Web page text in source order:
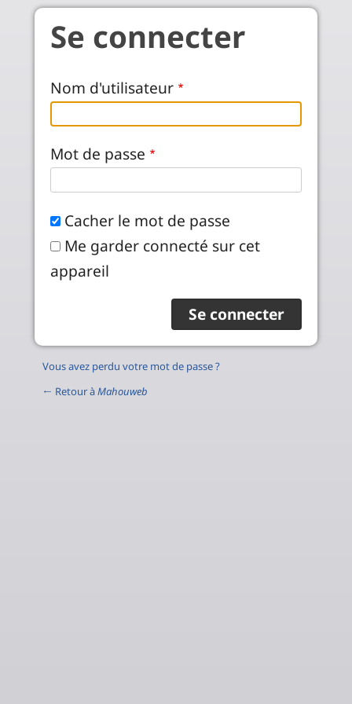
Aller au contenu principal
Se connecter
Nom d'utilisateur
Mot de passe
Cacher le mot de passe
Me garder connecté sur cet
appareil
Vous avez perdu votre mot de passe ?
← Retour àMahouweb